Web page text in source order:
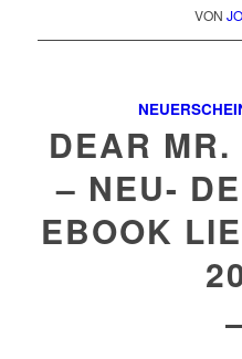
VON
DEAR
– NEU-
EBOOK